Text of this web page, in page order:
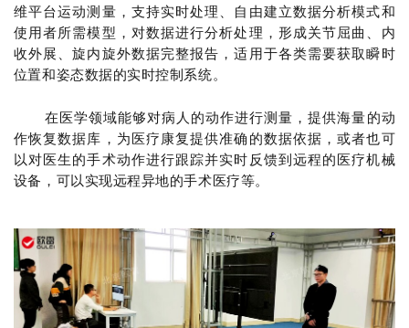
维平台运动测量，支持实时处理、自由建立数据分析模式和
使用者所需模型，对数据进行分析处理，形成关节屈曲、内
收外展、旋内旋外数据完整报告，适用于各类需要获取瞬时
位置和姿态数据的实时控制系统。
在医学领域能够对病人的动作进行测量，提供海量的动
作恢复数据库，为医疗康复提供准确的数据依据，或者也可
以对医生的手术动作进行跟踪并实时反馈到远程的医疗机械
设备，可以实现远程异地的手术医疗等。